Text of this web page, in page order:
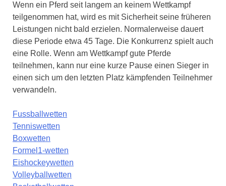
Wenn ein Pferd seit langem an keinem Wettkampf
teilgenommen hat, wird es mit Sicherheit seine früheren
Leistungen nicht bald erzielen. Normalerweise dauert
diese Periode etwa 45 Tage. Die Konkurrenz spielt auch
eine Rolle. Wenn am Wettkampf gute Pferde
teilnehmen, kann nur eine kurze Pause einen Sieger in
einen sich um den letzten Platz kämpfenden Teilnehmer
verwandeln.
Fussballwetten
Tenniswetten
Boxwetten
Formel1-wetten
Eishockeywetten
Volleyballwetten